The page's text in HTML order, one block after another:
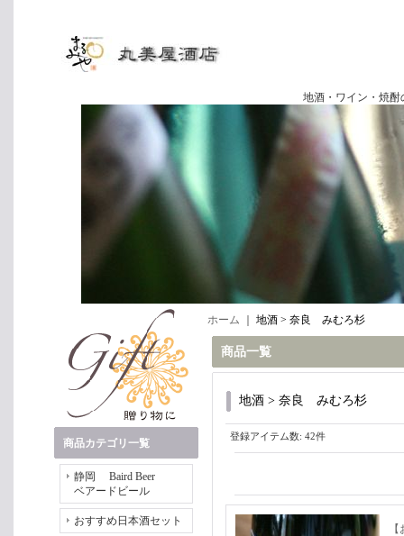
地酒・ワイン・焼酎の専門店
商品カテゴリ一覧
静岡 Baird Beer
ベアードビール
おすすめ日本酒セット
ホーム 地酒 > 奈良 みむろ杉
商品一覧
地酒 > 奈良 みむろ杉
登録アイテム数: 42件